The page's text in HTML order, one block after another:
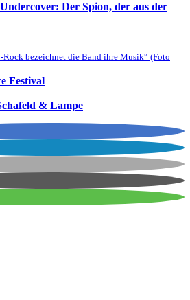
Undercover: Der Spion, der aus der
Rock bezeichnet die Band ihre Musik“ (Foto
Festival
& Lampe